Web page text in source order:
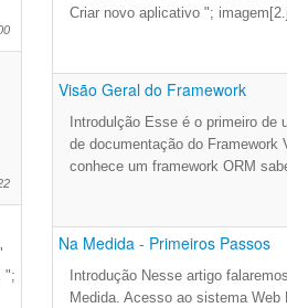
";
Criar novo aplicativo ";
Visão Geral do Framework
Introdulção Esse é o primeiro
de documentação do Framework
conhece um framework ORM
Na Medida - Primeiros Passos
Introdução Nesse artigo
Medida. Acesso ao sistema